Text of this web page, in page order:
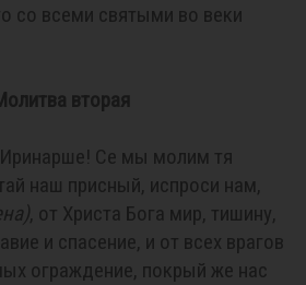
со всеми святыми во веки
вторая
Се мы молим тя
наш присный, испроси нам,
, от Христа Бога мир, тишину,
и спасение, и от всех врагов
ограждение, покрый же нас